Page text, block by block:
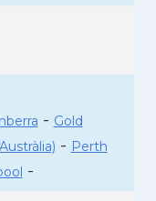
- Gold
- Perth
-